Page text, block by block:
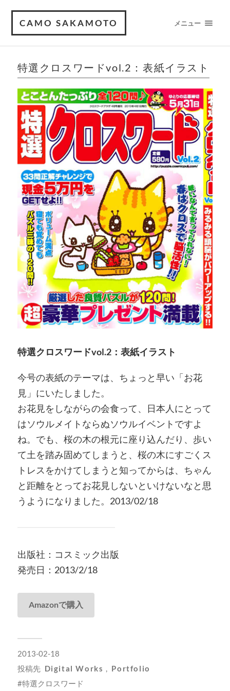
CAMO SAKAMOTO メニュー
特選クロスワードvol.2：表紙イラスト
特選クロスワードvol.2：表紙イラスト
今号の表紙のテーマは、ちょっと早い「お花
見」にいたしました。
お花見をしながらの会食って、日本人にとって
はソウルメイトならぬソウルイベントですよ
ね。でも、桜の木の根元に座り込んだり、歩い
て土を踏み固めてしまうと、桜の木にすごくス
トレスをかけてしまうと知ってからは、ちゃん
と距離をとってお花見しないといけないなと思
うようになりました。2013/02/18
出版社：コスミック出版
発売日：2013/2/18
Amazonで購入
2013-02-18
投稿先 Digital Works
Portfolio
特選クロスワード